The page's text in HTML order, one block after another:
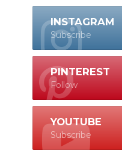
INSTAGRAM
Subscribe
PINTEREST
Follow
YOUTUBE
Subscribe